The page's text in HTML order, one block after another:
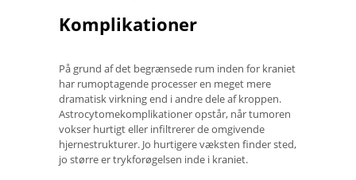
Komplikationer
På grund af det begrænsede rum inden for kraniet
har rumoptagende processer en meget mere
dramatisk virkning end i andre dele af kroppen.
Astrocytomekomplikationer opstår, når tumoren
vokser hurtigt eller infiltrerer de omgivende
hjernestrukturer. Jo hurtigere væksten finder sted,
jo større er trykforøgelsen inde i kraniet.